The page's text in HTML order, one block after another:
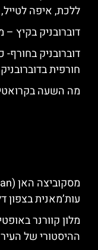
ללכת, איפה
דוברובניק בקיץ
דוברובניק
חורפית בדוברובניק
מה השעה
עות’מאנית בצפון
ההיסטורי של העיר